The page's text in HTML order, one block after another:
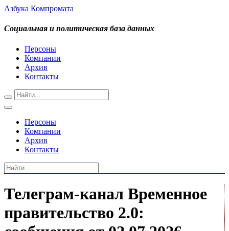
Азбука Компромата
Социальная и политическая база данных
Персоны
Компании
Архив
Контакты
Персоны
Компании
Архив
Контакты
Телеграм-канал Временное
правительство 2.0: